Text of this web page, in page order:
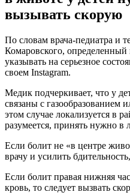
вызывать скорую
По словам врача-педиатра и
Комаровского,
указывать на серьезное
своем Instagram.
Медик подчеркивает, что у
связаны с газообразованием
этом случае локализуется в
разумеется, принять нужно в
Если болит не «в центре
врачу и усилить
Если болит правая нижняя
кровь, то следует вызвать